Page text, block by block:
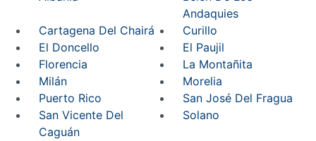
Andaquies
Cartagena Del Chairá
Curillo
El Doncello
El Paujil
Florencia
La Montañita
Milán
Morelia
Puerto Rico
San José Del Fragua
San Vicente Del
Caguán
Solano